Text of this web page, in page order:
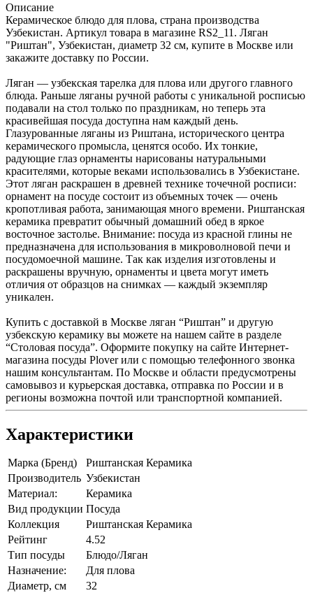
Описание
Керамическое блюдо для плова, страна производства
Узбекистан. Артикул товара в магазине RS2_11. Ляган
"Риштан", Узбекистан, диаметр 32 см, купите в Москве или
закажите доставку по России.
Ляган — узбекская тарелка для плова или другого главного
блюда. Раньше ляганы ручной работы с уникальной росписью
подавали на стол только по праздникам, но теперь эта
красивейшая посуда доступна нам каждый день.
Глазурованные ляганы из Риштана, исторического центра
керамического промысла, ценятся особо. Их тонкие,
радующие глаз орнаменты нарисованы натуральными
красителями, которые веками использовались в Узбекистане.
Этот ляган раскрашен в древней технике точечной росписи:
орнамент на посуде состоит из объемных точек — очень
кропотливая работа, занимающая много времени. Риштанская
керамика превратит обычный домашний обед в яркое
восточное застолье. Внимание: посуда из красной глины не
предназначена для использования в микроволновой печи и
посудомоечной машине. Так как изделия изготовлены и
раскрашены вручную, орнаменты и цвета могут иметь
отличия от образцов на снимках — каждый экземпляр
уникален.
Купить с доставкой в Москве ляган “Риштан” и другую
узбекскую керамику вы можете на нашем сайте в разделе
“Столовая посуда”. Оформите покупку на сайте Интернет-
магазина посуды Plover или с помощью телефонного звонка
нашим консультантам. По Москве и области предусмотрены
самовывоз и курьерская доставка, отправка по России и в
регионы возможна почтой или транспортной компанией.
Характеристики
Марка (Бренд)
Риштанская Керамика
Производитель Узбекистан
Материал:
Керамика
Вид продукции Посуда
Коллекция
Риштанская Керамика
Рейтинг
4.52
Тип посуды
Блюдо/Ляган
Назначение:
Для плова
Диаметр, см
32